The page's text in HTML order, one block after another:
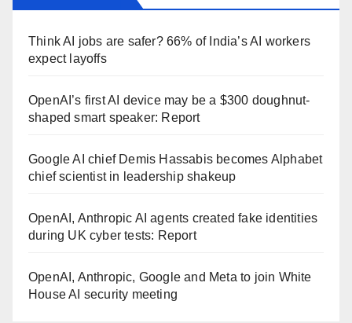
Think AI jobs are safer? 66% of India’s AI workers
expect layoffs
OpenAI’s first AI device may be a $300 doughnut-
shaped smart speaker: Report
Google AI chief Demis Hassabis becomes Alphabet
chief scientist in leadership shakeup
OpenAI, Anthropic AI agents created fake identities
during UK cyber tests: Report
OpenAI, Anthropic, Google and Meta to join White
House AI security meeting